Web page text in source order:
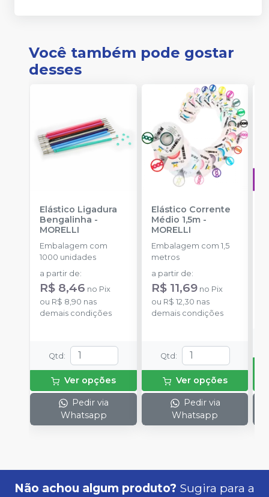
Você também pode gostar
desses
Elástico Ligadura
Bengalinha -
MORELLI
Embalagem com
1000 unidades
a partir de:
R$ 8,46 no Pix
ou R$ 8,90 nas
demais condições
Qtd :
Ver opções
Pedir via
Whatsapp
Elástico Corrente
Médio 1,5m-
MORELLI
Embalagem com 1,5
metros
a partir de:
R$ 11,69 no Pix
ou R$ 12,30 nas
demais condições
Qtd :
Ver opções
Pedir via
Whatsapp
Não achou algum produto? Sugira para a